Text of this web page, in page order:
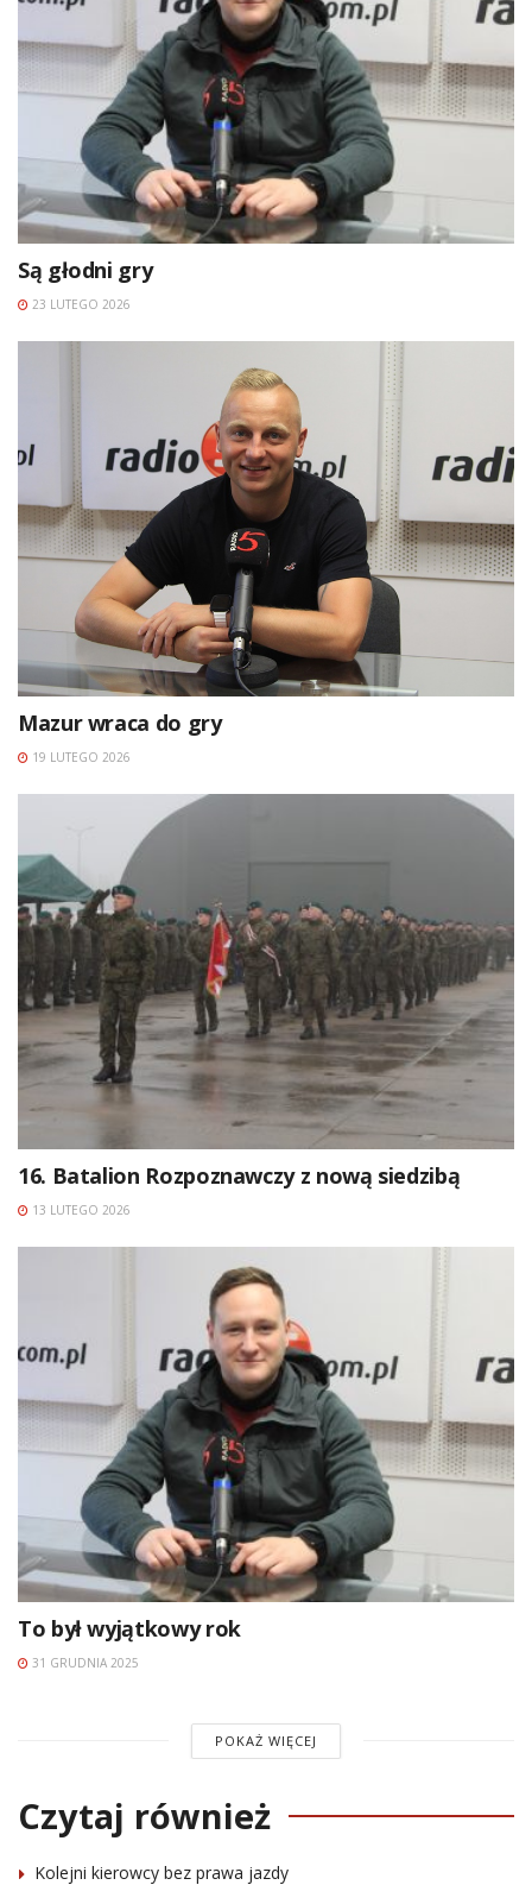
Są głodni gry
23 LUTEGO 2026
Mazur wraca do gry
19 LUTEGO 2026
16. Batalion Rozpoznawczy z nową siedzibą
13 LUTEGO 2026
To był wyjątkowy rok
31 GRUDNIA 2025
POKAŻ WIĘCEJ
Czytaj również
Kolejni kierowcy bez prawa jazdy